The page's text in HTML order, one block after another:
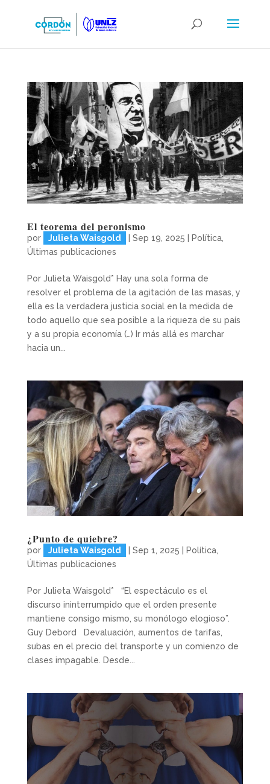
El teorema del peronismo
por Julieta Waisgold Sep 19, 2025 Política,
Últimas publicaciones
Por Julieta Waisgold* Hay una sola forma de
resolver el problema de la agitación de las masas, y
ella es la verdadera justicia social en la medida de
todo aquello que sea posible a la riqueza de su país
y a su propia economía (…) Ir más allá es marchar
hacia un...
¿Punto de quiebre?
por Julieta Waisgold Sep 1, 2025 Política,
Últimas publicaciones
Por Julieta Waisgold* “El espectáculo es el
discurso ininterrumpido que el orden presente
mantiene consigo mismo, su monólogo elogioso”.
Guy Debord Devaluación, aumentos de tarifas,
subas en el precio del transporte y un comienzo de
clases impagable. Desde...